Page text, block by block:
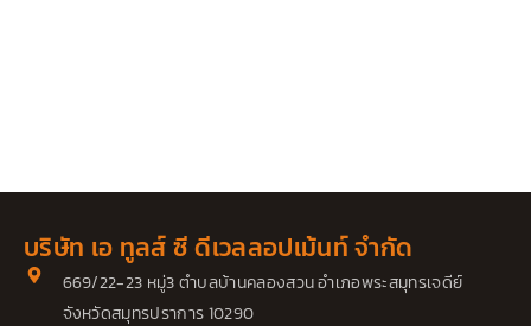
บริษัท เอ ทูลส์ ซี ดีเวลลอปเม้นท์ จำกัด
669/22-23 หมู่3 ตำบลบ้านคลองสวน อำเภอพระสมุทรเจดีย์
จังหวัดสมุทรปราการ 10290